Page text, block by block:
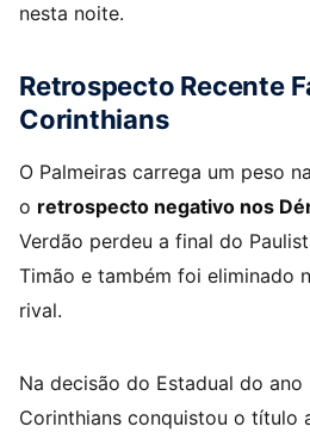
nesta noite.
Retrospecto Recente
Corinthians
O Palmeiras carrega um peso
o retrospecto negativo nos
Verdão perdeu a final do
Timão e também foi eliminado
rival.
Na decisão do Estadual do ano
Corinthians conquistou o título